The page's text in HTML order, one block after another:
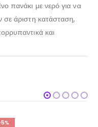
πανάκι με νερό για να
σε άριστη κατάσταση,
και